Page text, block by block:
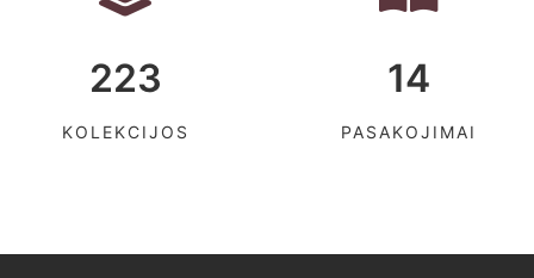
223
KOLEKCIJOS
14
PASAKOJIMAI